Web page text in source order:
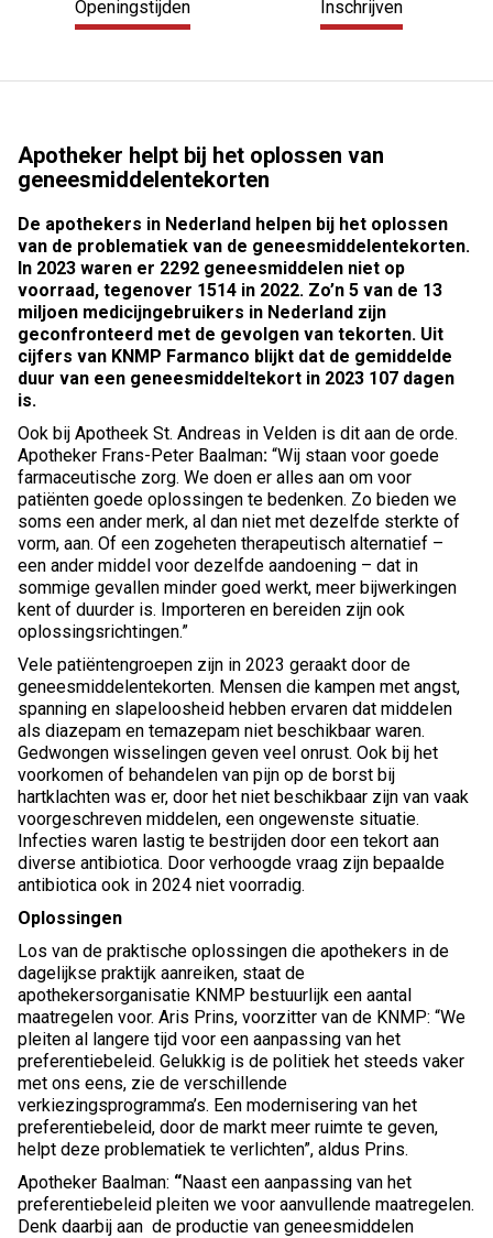
Openingstijden Inschrijven
Apotheker helpt bij het oplossen van
geneesmiddelentekorten
De apothekers in Nederland helpen bij het oplossen
van de problematiek van de geneesmiddelentekorten.
In 2023 waren er 2292 geneesmiddelen niet op
voorraad, tegenover 1514 in 2022. Zo’n 5 van de 13
miljoen medicijngebruikers in Nederland zijn
geconfronteerd met de gevolgen van tekorten. Uit
cijfers van KNMP Farmanco blijkt dat de gemiddelde
duur van een geneesmiddeltekort in 2023 107 dagen
is.
Ook bij Apotheek St. Andreas in Velden is dit aan de orde.
Apotheker Frans-Peter Baalman: “Wij staan voor goede
farmaceutische zorg. We doen er alles aan om voor
patiënten goede oplossingen te bedenken. Zo bieden we
soms een ander merk, al dan niet met dezelfde sterkte of
vorm, aan. Of een zogeheten therapeutisch alternatief –
een ander middel voor dezelfde aandoening – dat in
sommige gevallen minder goed werkt, meer bijwerkingen
kent of duurder is. Importeren en bereiden zijn ook
oplossingsrichtingen.”
Vele patiëntengroepen zijn in 2023 geraakt door de
geneesmiddelentekorten. Mensen die kampen met angst,
spanning en slapeloosheid hebben ervaren dat middelen
als diazepam en temazepam niet beschikbaar waren.
Gedwongen wisselingen geven veel onrust. Ook bij het
voorkomen of behandelen van pijn op de borst bij
hartklachten was er, door het niet beschikbaar zijn van vaak
voorgeschreven middelen, een ongewenste situatie.
Infecties waren lastig te bestrijden door een tekort aan
diverse antibiotica. Door verhoogde vraag zijn bepaalde
antibiotica ook in 2024 niet voorradig.
Oplossingen
Los van de praktische oplossingen die apothekers in de
dagelijkse praktijk aanreiken, staat de
apothekersorganisatie KNMP bestuurlijk een aantal
maatregelen voor. Aris Prins, voorzitter van de KNMP: “We
pleiten al langere tijd voor een aanpassing van het
preferentiebeleid. Gelukkig is de politiek het steeds vaker
met ons eens, zie de verschillende
verkiezingsprogramma’s. Een modernisering van het
preferentiebeleid, door de markt meer ruimte te geven,
helpt deze problematiek te verlichten”, aldus Prins.
Apotheker Baalman: “Naast een aanpassing van het
preferentiebeleid pleiten we voor aanvullende maatregelen.
Denk daarbij aan de productie van geneesmiddelen